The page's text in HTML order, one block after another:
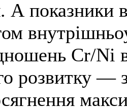
А показники
Cr/Ni
розвитку —